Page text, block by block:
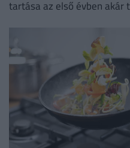
tartása az első évben akár